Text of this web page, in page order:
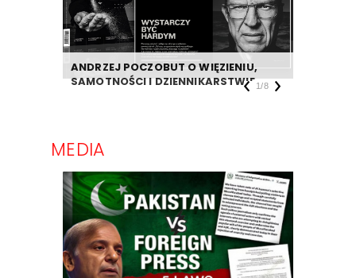
ANDRZEJ POCZOBUT O WIĘZIENIU,
SAMOTNOŚCI I DZIENNIKARSTWIE1/8
MEDIA